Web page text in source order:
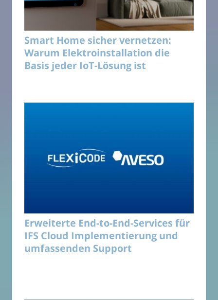
Smart Home sicher vernetzen:
Warum Elektroinstallation die
Basis jeder IoT-Lösung ist
Erweiterte End-to-End-Services für
IFS Cloud Implementierung und
umfassenden Support